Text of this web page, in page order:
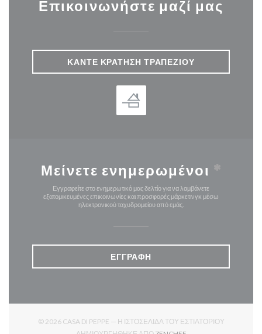
Επικοινωνήστε μαζί μας
ΚΆΝΤΕ ΚΡΆΤΗΣΗ ΤΡΑΠΕΖΙΟΎ
Μείνετε ενημερωμένοι *
Εγγραφείτε στο ενημερωτικό μας δελτίο για να λαμβάνετε
εξατομικευμένες επικοινωνίες και προσφορές μάρκετινγκ μέσω
ηλεκτρονικού ταχυδρομείου από εμάς.
ΕΓΓΡΑΦΉ
© 2026 CASA DI PEPPE — Η ΙΣΤΟΣΕΛΊΔΑ ΤΟΥ ΕΣΤΙΑΤΟΡΊΟΥ